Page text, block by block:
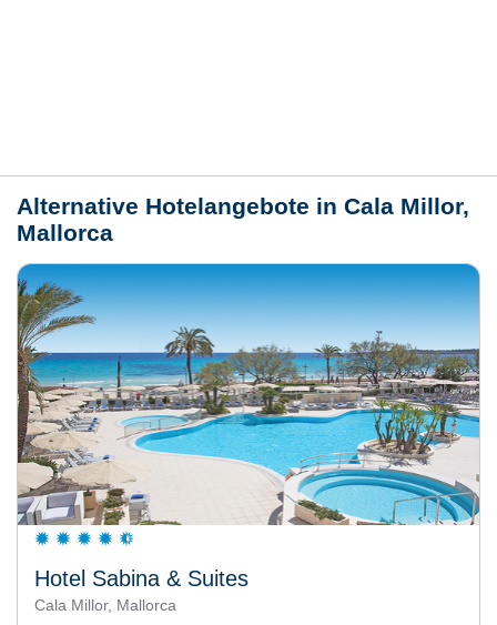
Alternative Hotelangebote in Cala Millor,
Mallorca
Hotel Sabina & Suites
Cala Millor, Mallorca